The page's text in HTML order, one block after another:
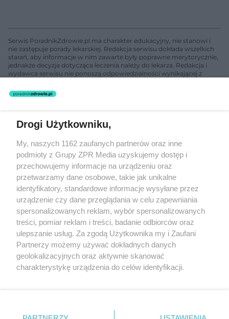
Serwis PoradnikZdrowie.pl ma charakter edukacyjny, nie stanowi i
nie zastępuje porady lekarskiej. Redakcja serwisu dokłada wszelkich
starań, aby informacje w nim zawarte były poprawne merytorycznie,
jednakże decyzja dotycząca leczenia należy do lekarza. Redakcja i
wydawca serwisu nie ponoszą odpowiedzialności wynikającej z
nie prowadzi działalności leczniczej polegającej na udzielaniu
świadczeń zdrowotnych w rozumieniu art. 3 ust 1 ustawy o
Żaden utwór zamieszczony w serwisie nie może być powielany i
rozpowszechniany lub dalej rozpowszechniany w jakikolwiek sposób
(w tym także elektroniczny lub mechaniczny) na jakimkolwiek polu
eksploatacji w jakiejkolwiek formie, włącznie z umieszczaniem w
Internecie bez pisemnej zgody właściciela praw. Jakiekolwiek użycie
lub wykorzystanie utworów w całości lub w części z naruszeniem
prawa, tzn. bez właściwej zgody, jest zabronione pod groźbą kary i
może być ścigane prawnie.
O nas
Nasze serwisy
Drogi Użytkowniku,
My, naszych 1162 zaufanych partnerów oraz inne
podmioty z Grupy ZPR Media uzyskujemy dostęp i
przechowujemy informacje na urządzeniu oraz
przetwarzamy dane osobowe, takie jak unikalne
identyfikatory, standardowe informacje wysyłane przez
urządzenie czy dane przeglądania w celu zapewniania
spersonalizowanych reklam, wybór spersonalizowanych
treści, pomiar reklam i treści, badanie odbiorców oraz
ulepszanie usług. Za zgodą Użytkownika my i Zaufani
Partnerzy możemy używać dokładnych danych
geolokalizacyjnych oraz aktywnie skanować
charakterystykę urządzenia do celów identyfikacji.
zmienić/wycofać klikając przycisk ustawień prywatności